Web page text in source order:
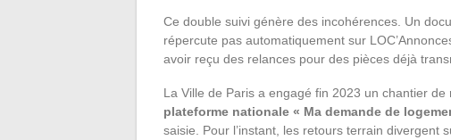
Ce double suivi génère des incohérences. Un
répercute pas automatiquement sur
avoir reçu des relances pour des pièces déjà
La Ville de Paris a engagé fin 2023 un chantier de
plateforme nationale « Ma demande de
saisie. Pour l’instant, les retours terrain divergent